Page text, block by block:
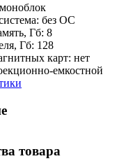
без ОС
Гб: 8
Гб: 128
карт: нет
емкостной
товара